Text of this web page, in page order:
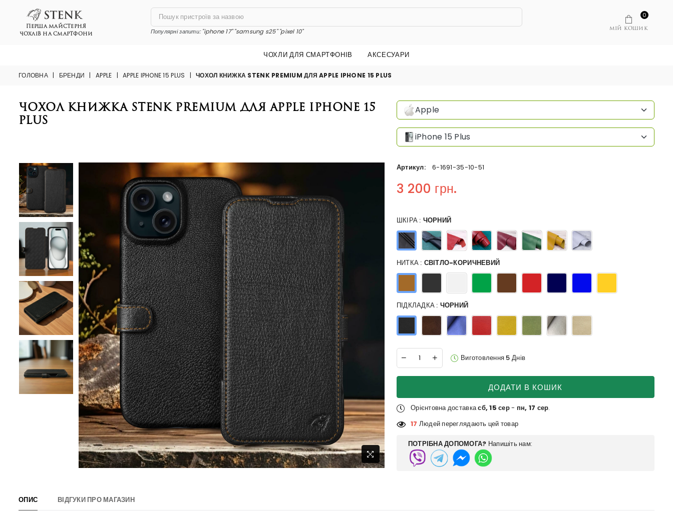
ПЕРША МАЙСТЕРНЯ
ЧОХЛІВ НА СМАРТФОНИ
Популярні запити:"iphone 17" "samsung s25" "pixel 10" МІЙ КОШИК
0
ЧОХЛИ ДЛЯ СМАРТФОНІВ АКСЕСУАРИ
ГОЛОВНА | БРЕНДИ | APPLE | APPLE IPHONE 15 PLUS | ЧОХОЛ КНИЖКА STENK PREMIUM ДЛЯ APPLE IPHONE 15 PLUS
Чохол книжка Stenk Premium для Apple iPhone 15
Plus
Apple
iPhone 15 Plus
Артикул: 6-1691-35-10-51
Regular price
3 200 грн.
ШКІРА : ЧОРНИЙ
НИТКА : СВІТЛО-КОРИЧНЕВИЙ
ПІДКЛАДКА : ЧОРНИЙ
Виготовлення 5 Днів
ДОДАТИ В КОШИК
Орієнтовна доставкасб, 15 сер- пн, 17 сер.
1Людей переглядають цей товар
ПОТРІБНА ДОПОМОГА? Напишіть нам:
ОПИС ВІДГУКИ ПРО МАГАЗИН